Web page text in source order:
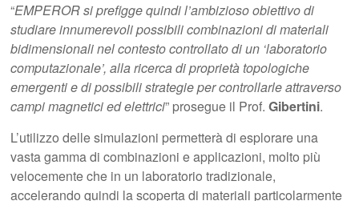
“EMPEROR si prefigge quindi l’ambizioso obiettivo di
studiare innumerevoli possibili combinazioni di materiali
bidimensionali nel contesto controllato di un ‘laboratorio
computazionale’, alla ricerca di proprietà topologiche
emergenti e di possibili strategie per controllarle attraverso
campi magnetici ed elettrici” prosegue il Prof.Gibertini.
L’utilizzo delle simulazioni permetterà di esplorare una
vasta gamma di combinazioni e applicazioni, molto più
velocemente che in un laboratorio tradizionale,
accelerando quindi la scoperta di materiali particolarmente